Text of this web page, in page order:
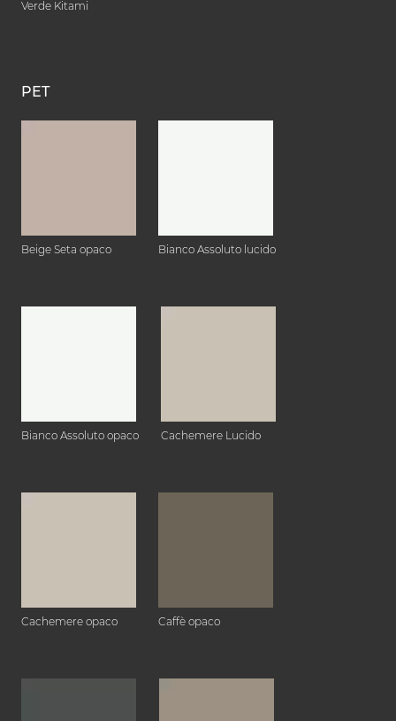
Verde Kitami
PET
Beige Seta opaco Bianco Assoluto lucido
Bianco Assoluto opaco Cachemere Lucido
Cachemere opaco Caffè opaco